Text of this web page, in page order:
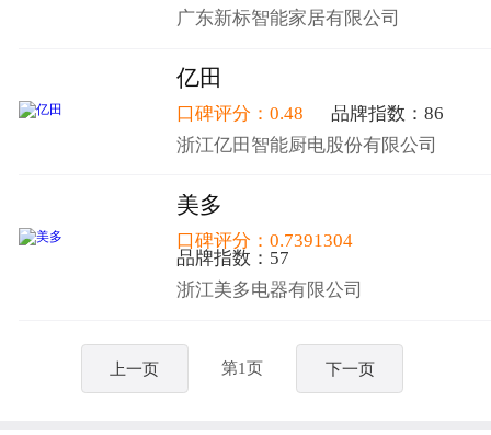
广东新标智能家居有限公司
亿田
口碑评分：0.48
品牌指数：86
浙江亿田智能厨电股份有限公司
美多
口碑评分：0.7391304
品牌指数：57
浙江美多电器有限公司
上一页 第1页 下一页